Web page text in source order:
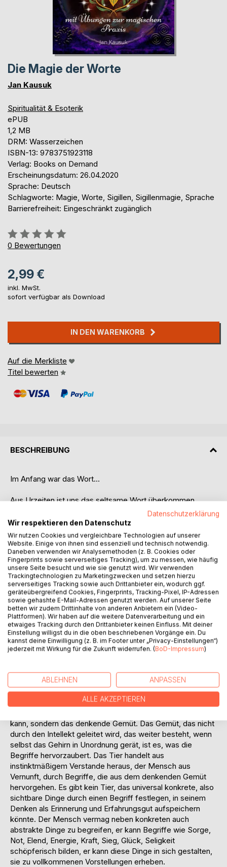
Die Magie der Worte
Jan Kausuk
Spiritualität & Esoterik
ePUB
1,2 MB
DRM: Wasserzeichen
ISBN-13: 9783751923118
Verlag: Books on Demand
Erscheinungsdatum: 26.04.2020
Sprache: Deutsch
Schlagworte: Magie, Worte, Sigillen, Sigillenmagie, Sprache
Barrierefreiheit: Eingeschränkt zugänglich
Bewertung::
0%
0 Bewertungen
2,99 €
inkl. MwSt.
sofort verfügbar als Download
IN DEN WARENKORB
Auf die Merkliste
Titel bewerten
BESCHREIBUNG
Im Anfang war das Wort...
Aus Urzeiten ist uns das seltsame Wort überkommen,
dieser tiefgründige Ausspruch, der im Wissensgut aller
Völker mit tiefer, götterdurchdrungener Religion und
Philosophie zu finden ist. Um darlegen zu können, welche
Macht und Gewalt ein Wort, richtig angewandt und
ausgesprochen, haben kann und soll, muss ich den Leser
bitten, mir zuerst in das Gebiet der esoterischen Auslegung
des oben angeführten Weisheitswortes zu folgen. Was
bedeutet der Satz "Am Anfang war das Wort?" Das größte,
was dem Wort zugrunde liegt, und was derjenige, der das
Wort gebrauchen kann, vom Tiere unterscheidet, ist der
Begriff.
Alles, was denkbar ist, hat als Unterlage den Begriff. Er ist
das Grundlegende für alles, was ist, was lebt, was atmet.
unterscheidet, der ihn in die höchste Geistigkeit erhebt.
Das Tier hat Instinkt und handelt danach. Der Mensch
dagegen besitzt den Verstand. Aber der Verstand ist es
nicht, der den Menschen weit über alle gedachten
kann, sondern das denkende Gemüt. Das Gemüt, das nicht
durch den Intellekt geleitet wird, das weiter besteht, wenn
selbst das Gehirn in Unordnung gerät, ist es, was die
Begriffe hervorzaubert. Das Tier handelt aus
instinktmäßigem Verstande heraus, der Mensch aus
Vernunft, durch Begriffe, die aus dem denkenden Gemüt
hervorgehen. Es gibt kein Tier, das universal konkrete, also
sichtbare Dinge durch einen Begriff festlegen, in seinem
Denken als Erinnerung und Erfahrungsgut aufspeichern
könnte. Der Mensch vermag neben konkreten auch
abstrakte Dinge zu begreifen, er kann Begriffe wie Sorge,
Not, Elend, Energie, Kraft, Sieg, Glück, Seligkeit
schöpferisch bilden, er kann diese Dinge in sich gestalten,
sie zu vollkommenen Vorstellungen erheben.
Datenschutzerklärung
Wir respektieren den Datenschutz
Wir nutzen Cookies und vergleichbare Technologien auf unserer
Website. Einige von ihnen sind essenziell und technisch notwendig.
Daneben verwenden wir Analysemethoden (z. B. Cookies oder
Fingerprints sowie serverseitiges Tracking), um zu messen, wie häufig
unsere Seite besucht und wie sie genutzt wird. Wir verwenden
Trackingtechnologien zu Marketingzwecken und setzen hierzu
serverseitiges Tracking sowie auch Drittanbieter ein, wodurch ggf.
geräteübergreifend Cookies, Fingerprints, Tracking-Pixel, IP-Adressen
sowie gehashte E-Mail-Adressen genutzt werden. Auf unserer Seite
betten wir zudem Drittinhalte von anderen Anbietern ein (Video-
Plattformen). Wir haben auf die weitere Datenverarbeitung und ein
etwaiges Tracking durch den Drittanbieter keinen Einfluss. Mit deiner
Einstellung willigst du in die oben beschriebenen Vorgänge ein. Du
kannst deine Einwilligung (z. B. im Footer unter „Privacy-Einstellungen“)
jederzeit mit Wirkung für die Zukunft widerrufen. (BoD-Impressum)
ABLEHNEN ANPASSEN
ALLE AKZEPTIEREN